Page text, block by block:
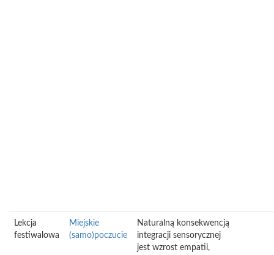
Lekcja
festiwalowa
Miejskie
(samo)poczucie
Naturalną konsekwencją
integracji sensorycznej
jest wzrost empatii,